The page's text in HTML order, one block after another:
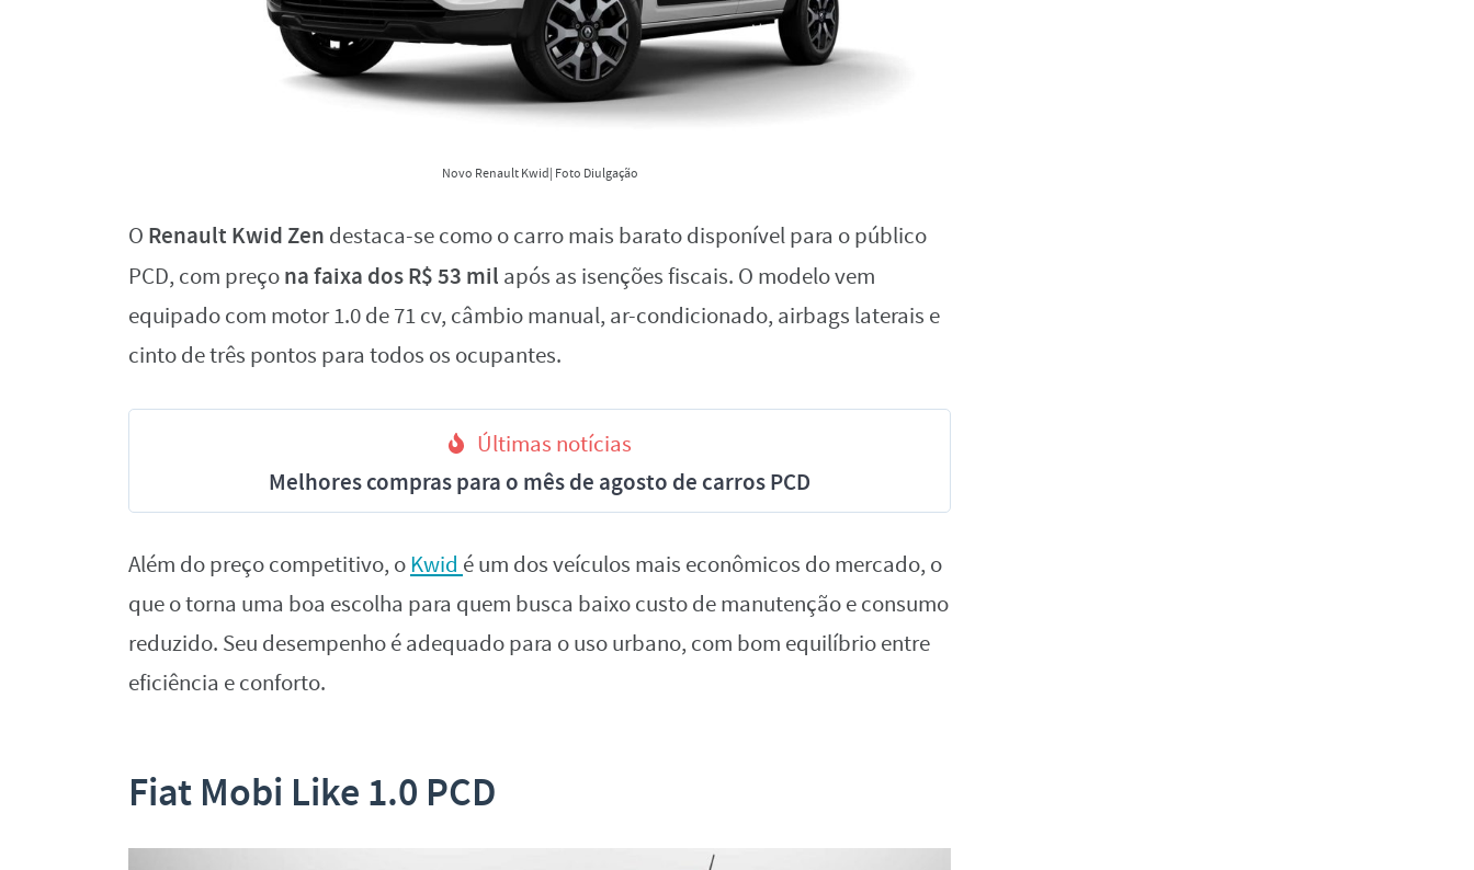
Novo Renault Kwid| Foto Diulgação
O Renault Kwid Zen destaca-se como o carro mais barato disponível para o público
PCD, com preçona faixa dos R$ 53 mil após as isenções fiscais. O modelo vem
equipado com motor 1.0 de 71 cv, câmbio manual, ar-condicionado, airbags laterais e
cinto de três pontos para todos os ocupantes.
Últimas notícias
Melhores compras para o mês de agosto de carros PCD
Além do preço competitivo, oKwid é um dos veículos mais econômicos do mercado, o
que o torna uma boa escolha para quem busca baixo custo de manutenção e consumo
reduzido. Seu desempenho é adequado para o uso urbano, com bom equilíbrio entre
eficiência e conforto.
Fiat Mobi Like 1.0 PCD